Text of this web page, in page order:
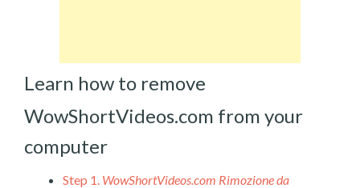
Learn how to remove
WowShortVideos.com from your
computer
Step 1. WowShortVideos.com Rimozione da